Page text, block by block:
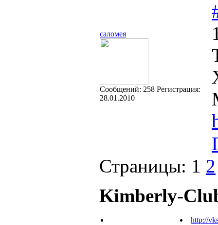
саломея
Cообщений: 258 Регистрация:
28.01.2010
Страницы: 1 2
Kimberly-
http://